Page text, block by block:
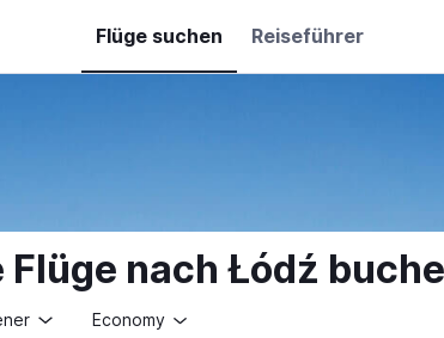
Flüge suchen Reiseführer
Flüge nach Łódź
Economy